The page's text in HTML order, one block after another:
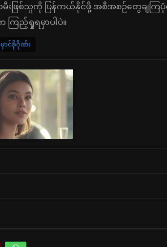
သမီးဖြစ်သူကို ပြန်ကယ်နိုင်ဖို့ အစီအစဉ်တွေချက
ြည့်ရှုရမှာပါပဲ။
ာင်ခိုဂိုဏ်း